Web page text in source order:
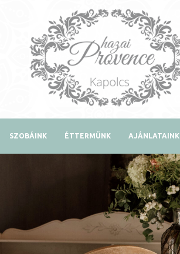
SZOBÁINK ÉTTERMÜNK AJÁNLATAINK